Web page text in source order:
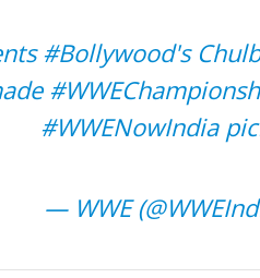
#Bollywood's
#WWENowIndia
— WWE